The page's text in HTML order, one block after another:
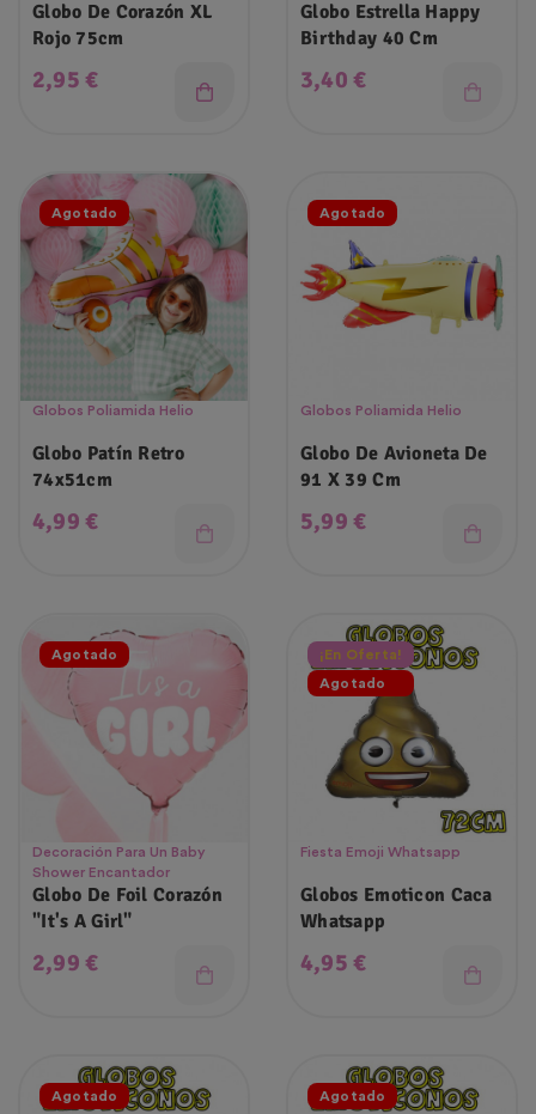
Globo De Corazón XL
Rojo 75cm
Precio
2,95 €
Globo Estrella Happy
Birthday 40 Cm
Precio
3,40 €
Agotado
Globos Poliamida Helio
Globo Patín Retro
74x51cm
Precio
4,99 €
Agotado
Globos Poliamida Helio
Globo De Avioneta De
91 X 39 Cm
Precio
5,99 €
Agotado
Decoración Para Un Baby
Shower Encantador
Globo De Foil Corazón
"It's A Girl"
Precio
2,99 €
¡En Oferta!
Agotado
Fiesta Emoji Whatsapp
Globos Emoticon Caca
Whatsapp
Precio
4,95 €
Agotado Agotado